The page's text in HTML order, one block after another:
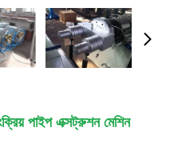
পাইপ এক্সট্রুশন মেশিন